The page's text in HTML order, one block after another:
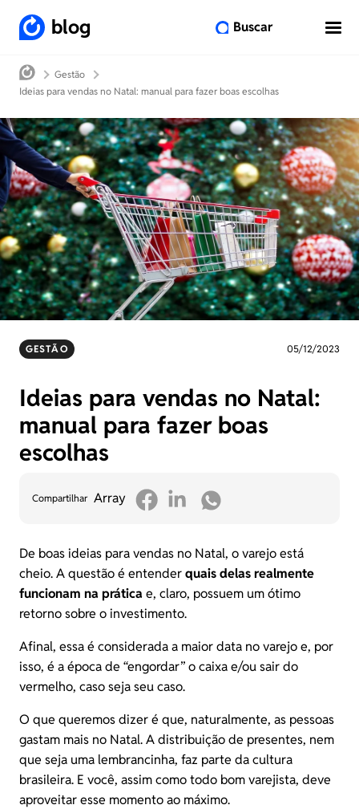
blog Buscar
Gestão
Ideias para vendas no Natal: manual para fazer boas escolhas
GESTÃO 05/12/2023
Ideias para vendas no Natal:
manual para fazer boas
escolhas
Compartilhar Array
De boas ideias para vendas no Natal, o varejo está
cheio. A questão é entenderquais delas realmente
funcionam na práticae, claro, possuem um ótimo
retorno sobre o investimento.
Afinal, essa é considerada a maior data no varejo e, por
isso, é a época de “engordar” o caixa e/ou sair do
vermelho, caso seja seu caso.
O que queremos dizer é que, naturalmente, as pessoas
gastam mais no Natal. A distribuição de presentes, nem
que seja uma lembrancinha, faz parte da cultura
brasileira. E você, assim como todo bom varejista, deve
aproveitar esse momento ao máximo.